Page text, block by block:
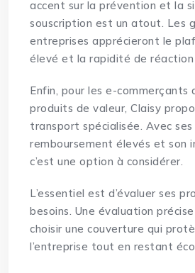
accent sur la prévention et la
souscription est un atout. Les
entreprises apprécieront le
élevé et la rapidité de
Enfin, pour les e-commerçants
produits de valeur, Claisy
transport spécialisée. Avec
remboursement élevés et son
c’est une option à considérer.
L’essentiel est d’évaluer ses
besoins. Une évaluation
choisir une couverture qui
l’entreprise tout en restant